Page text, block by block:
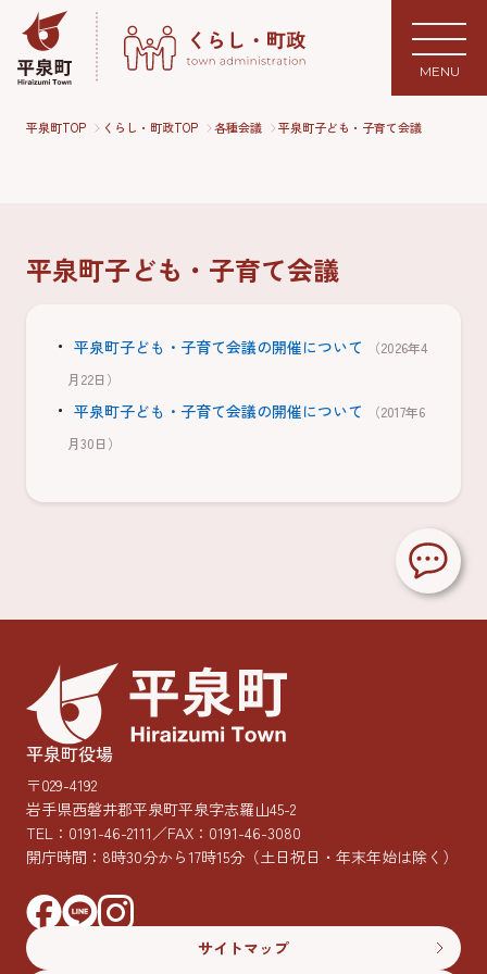
MENU
平泉町TOP くらし・町政TOP 各種会議 平泉町子ども・子育て会議
平泉町子ども・子育て会議
平泉町子ども・子育て会議の開催について
（2026年4
月22日）
平泉町子ども・子育て会議の開催について
（2017年6
月30日）
平泉町役場
〒029-4192
岩手県西磐井郡平泉町平泉字志羅山45-2
TEL： 0191-46-2111／FAX：0191-46-3080
開庁時間：8時30分から17時15分 （土日祝日・年末年始は除く）
サイトマップ